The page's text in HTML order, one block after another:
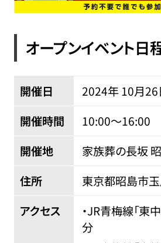
オープンイベント日
開催日 2024年 10月26
開催時間
10:00〜16:00
開催地
家族葬の長坂
住所
東京都昭島市
アクセス
・JR青梅線「東
分